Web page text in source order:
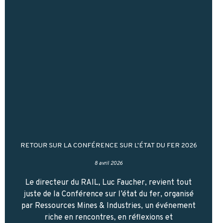
RETOUR SUR LA CONFÉRENCE SUR L’ÉTAT DU FER 2026
8 avril 2026
Le directeur du RAIL, Luc Faucher, revient tout
juste de la Conférence sur l’état du fer, organisé
par Ressources Mines & Industries, un événement
riche en rencontres, en réflexions et